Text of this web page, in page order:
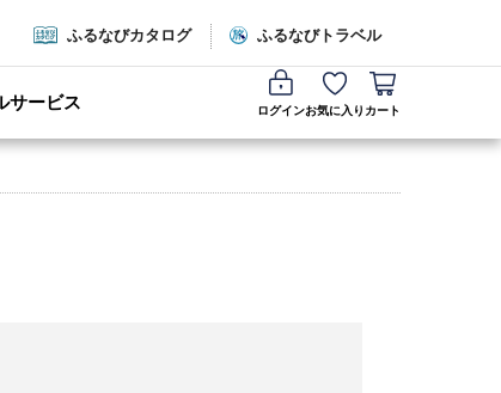
ふるなびカタログ ふるなびトラベル
サービス ログインお気に入り カート